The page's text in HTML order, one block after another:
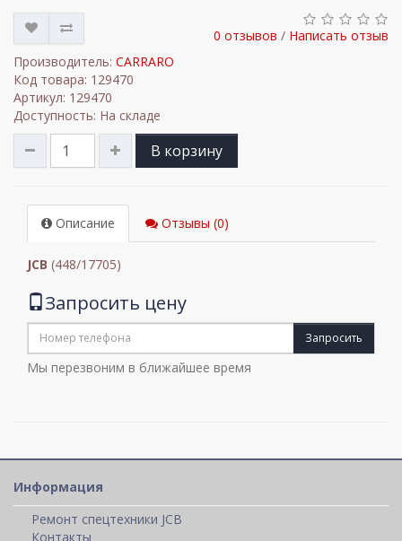
0 отзывов / Написать отзыв
Производитель: CARRARO
Код товара: 129470
Артикул: 129470
Доступность: На складе
В корзину
Описание Отзывы (0)
JCB (448/17705)
Запросить цену
Запросить
Мы перезвоним в ближайшее время
Информация
Ремонт спецтехники JCB
Контакты